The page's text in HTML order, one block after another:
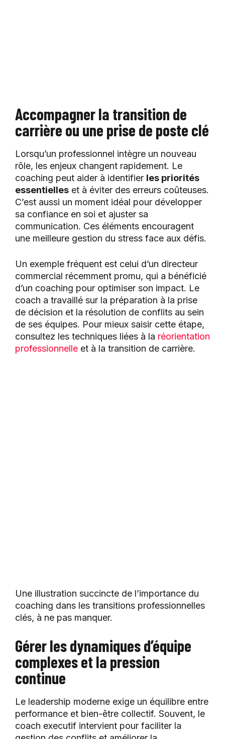
Accompagner la transition de
carrière ou une prise de poste clé
Lorsqu’un professionnel intègre un nouveau
rôle, les enjeux changent rapidement. Le
coaching peut aider à identifier les priorités
essentielles et à éviter des erreurs coûteuses.
C’est aussi un moment idéal pour développer
sa confiance en soi et ajuster sa
communication. Ces éléments encouragent
une meilleure gestion du stress face aux défis.
Un exemple fréquent est celui d’un directeur
commercial récemment promu, qui a bénéficié
d’un coaching pour optimiser son impact. Le
coach a travaillé sur la préparation à la prise
de décision et la résolution de conflits au sein
de ses équipes. Pour mieux saisir cette étape,
consultez les techniques liées à la réorientation
professionnelle et à la transition de carrière.
Une illustration succincte de l’importance du
coaching dans les transitions professionnelles
clés, à ne pas manquer.
Gérer les dynamiques d’équipe
complexes et la pression
continue
Le leadership moderne exige un équilibre entre
performance et bien-être collectif. Souvent, le
coach executif intervient pour faciliter la